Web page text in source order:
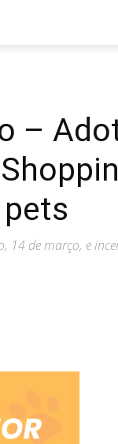
–
14 de março, e